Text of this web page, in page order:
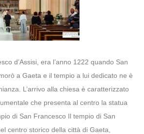
d’Assisi, era l’anno 1222 quando San
a Gaeta e il tempio a lui dedicato ne è
L’arrivo alla chiesa è caratterizzato
che presenta al centro la statua
di San Francesco Il tempio di San
centro storico della città di Gaeta,